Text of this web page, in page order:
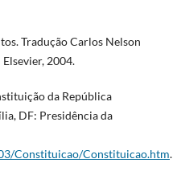
Tradução Carlos Nelson
2004.
da República
DF: Presidência da
Constituicao/Constituicao.htm.